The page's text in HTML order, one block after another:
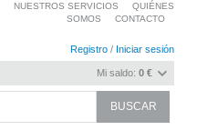
Registro / Iniciar sesión
Mi saldo: 0 €
NUESTROS SERVICIOS
QUIÉNES
SOMOS
CONTACTO